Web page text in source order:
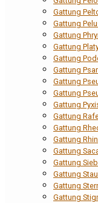
Gattung
Gattung
Gattung
Gattung
Gattung
Gattung
Gattung
Gattung
Gattung
Gattung
Gattung
Gattung
Gattung
Gattung
Gattung
Gattung
Gattung